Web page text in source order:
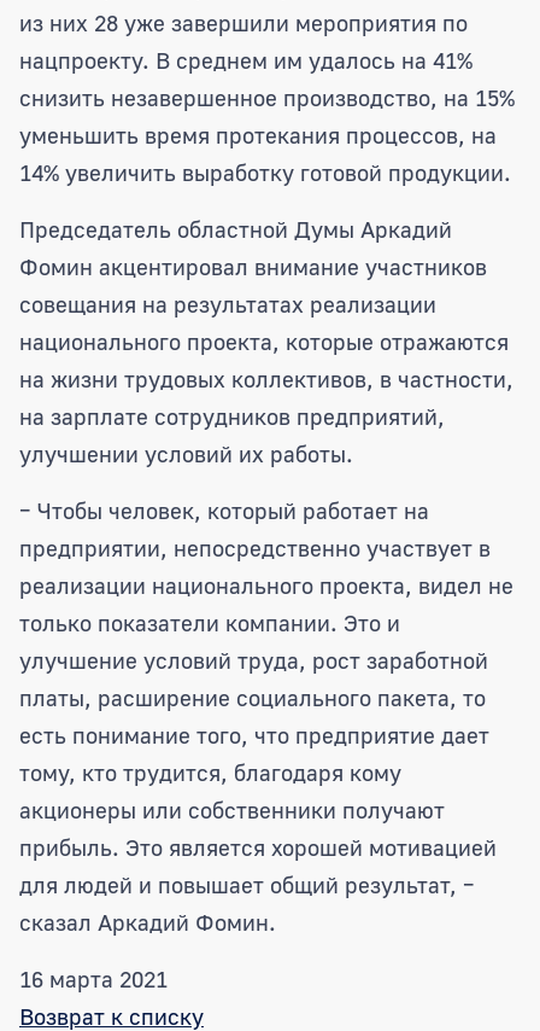
из них 28 уже завершили мероприятия по
нацпроекту. В среднем им удалось на 41%
снизить незавершенное производство, на 15%
уменьшить время протекания процессов, на
14% увеличить выработку готовой продукции.
Председатель областной Думы Аркадий
Фомин акцентировал внимание участников
совещания на результатах реализации
национального проекта, которые отражаются
на жизни трудовых коллективов, в частности,
на зарплате сотрудников предприятий,
улучшении условий их работы.
– Чтобы человек, который работает на
предприятии, непосредственно участвует в
реализации национального проекта, видел не
только показатели компании. Это и
улучшение условий труда, рост заработной
платы, расширение социального пакета, то
есть понимание того, что предприятие дает
тому, кто трудится, благодаря кому
акционеры или собственники получают
прибыль. Это является хорошей мотивацией
для людей и повышает общий результат, –
сказал Аркадий Фомин.
16 марта 2021
Возврат к списку